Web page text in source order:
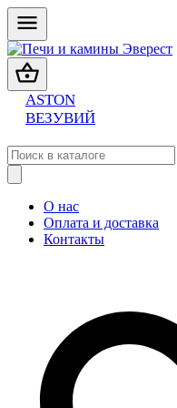
ASTON
ВЕЗУВИЙ
О нас
Оплата и доставка
Контакты